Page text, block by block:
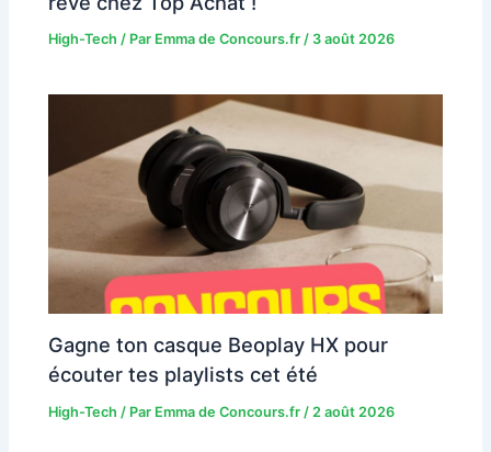
High-Tech / Par Emma de Concours.fr/ 3 août 2026
Gagne ton casque Beoplay HX pour
écouter tes playlists cet été
High-Tech / Par Emma de Concours.fr / 2 août 2026